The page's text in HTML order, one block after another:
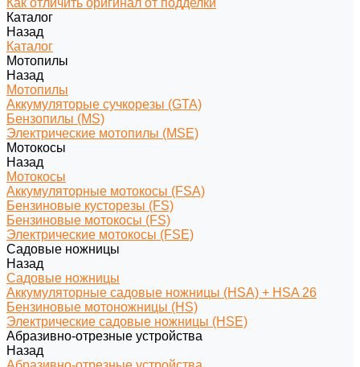
Как отличить оригинал от подделки
Каталог
Назад
Каталог
Мотопилы
Назад
Мотопилы
Аккумуляторые сучкорезы (GTA)
Бензопилы (MS)
Электрические мотопилы (MSE)
Мотокосы
Назад
Мотокосы
Аккумуляторные мотокосы (FSA)
Бензиновые кусторезы (FS)
Бензиновые мотокосы (FS)
Электрические мотокосы (FSE)
Садовые ножницы
Назад
Садовые ножницы
Аккумуляторные садовые ножницы (HSA) + HSA 26
Бензиновые мотоножницы (HS)
Электрические садовые ножницы (HSE)
Абразивно-отрезные устройства
Назад